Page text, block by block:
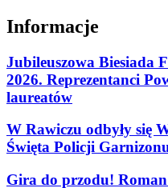
Informacje
Jubileuszowa Biesiada
2026. Reprezentanci
laureatów
W Rawiczu odbyły się
Święta Policji
Gira do przodu!